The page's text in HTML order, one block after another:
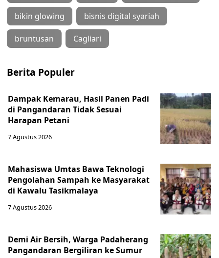
bikin glowing bisnis digital syariah
bruntusan Cagliari
Berita Populer
Dampak Kemarau, Hasil Panen Padi
di Pangandaran Tidak Sesuai
Harapan Petani
7 Agustus 2026
Mahasiswa Umtas Bawa Teknologi
Pengolahan Sampah ke Masyarakat
di Kawalu Tasikmalaya
7 Agustus 2026
Demi Air Bersih, Warga Padaherang
Pangandaran Bergiliran ke Sumur